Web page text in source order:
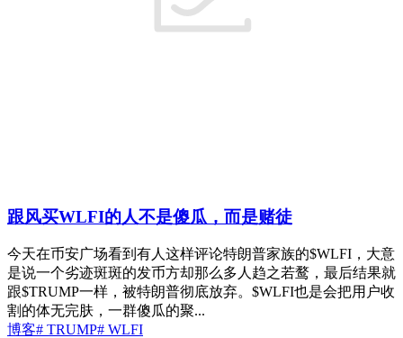
跟风买WLFI的人不是傻瓜，而是赌徒
今天在币安广场看到有人这样评论特朗普家族的$WLFI，大意
是说一个劣迹斑斑的发币方却那么多人趋之若鹜，最后结果就
跟$TRUMP一样，被特朗普彻底放弃。$WLFI也是会把用户收
割的体无完肤，一群傻瓜的聚...
博客# TRUMP# WLFI